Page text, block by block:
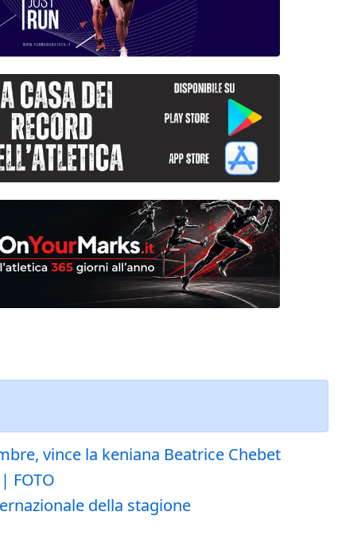
vince la keniana Beatrice Chebet
FOTO
della stagione